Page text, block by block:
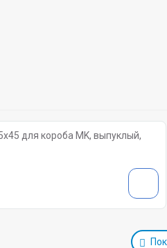
для короба MK, выпуклый,